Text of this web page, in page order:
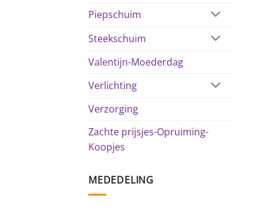
Piepschuim
Steekschuim
Valentijn-Moederdag
Verlichting
Verzorging
Zachte prijsjes-Opruiming-
Koopjes
MEDEDELING